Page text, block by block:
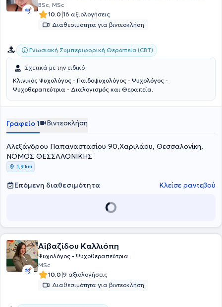
BSc, MSc
10.0|16 αξιολογήσεις
Διαθεσιμότητα για βιντεοκλήση
Γνωσιακή Συμπεριφορική Θεραπεία (CBT)
Σχετικά με την ειδικό
Κλινικός Ψυχολόγος - Παιδοψυχολόγος - Ψυχολόγος -
Ψυχοθεραπεύτρια - Διαλογισμός και Θεραπεία.
Γραφείο 1 Βιντεοκλήση
Αλεξάνδρου Παπαναστασίου 90,Χαριλάου, Θεσσαλονίκη,
ΝΟΜΟΣ ΘΕΣΣΑΛΟΝΙΚΗΣ
1,9 km
Επόμενη διαθεσιμότητα Κλείσε ραντεβού
Αϊβαζίδου Καλλιόπη
Ψυχολόγος - Ψυχοθεραπεύτρια
MSc
10.0|9 αξιολογήσεις
Διαθεσιμότητα για βιντεοκλήση